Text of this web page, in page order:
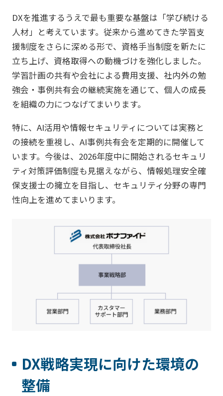
DXを推進するうえで最も重要な基盤は「学び続ける
人材」と考えています。従来から進めてきた学習支
援制度をさらに深める形で、資格手当制度を新たに
立ち上げ、資格取得への動機づけを強化しました。
学習計画の共有や会社による費用支援、社内外の勉
強会・事例共有会の継続実施を通じて、個人の成長
を組織の力につなげてまいります。
特に、AI活用や情報セキュリティについては実務と
の接続を重視し、AI事例共有会を定期的に開催して
います。今後は、2026年度中に開始されるセキュリ
ティ対策評価制度も見据えながら、情報処理安全確
保支援士の擁立を目指し、セキュリティ分野の専門
性向上を進めてまいります。
DX戦略実現に向けた環境の
整備